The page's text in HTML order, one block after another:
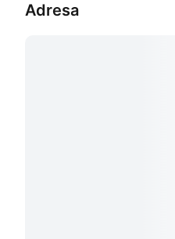
Adresa